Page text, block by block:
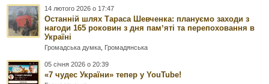
14 лютого 2026 о 17:47
Останній шлях Тараса Шевченка: плануємо заходи з
нагоди 165 роковин з дня памʼяті та перепоховання в
Україні
Громадська думка Громадянська
05 січня 2026 о 20:39
«7 чудес України» тепер у YouTube!